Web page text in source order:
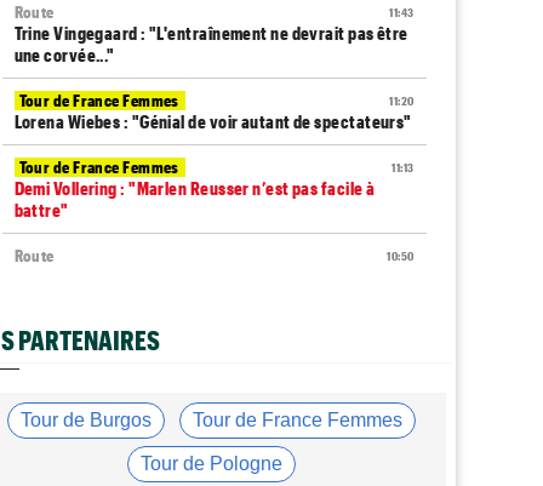
11:43
Route
Trine Vingegaard : "L'entraînement ne devrait pas être
une corvée..."
11:20
Tour de France Femmes
Lorena Wiebes : "Génial de voir autant de spectateurs"
11:13
Tour de France Femmes
Demi Vollering : "Marlen Reusser n’est pas facile à
battre"
10:50
Route
Tour de Pologne
Diffusion TV... quelle heure et quelle chaîne la 4e étape
10:00
Transfert
Joe Blackmore devrait rejoindre une grosse formation
PARTENAIRES
Tour de Burgos Tour de France Femmes
Tour de Pologne